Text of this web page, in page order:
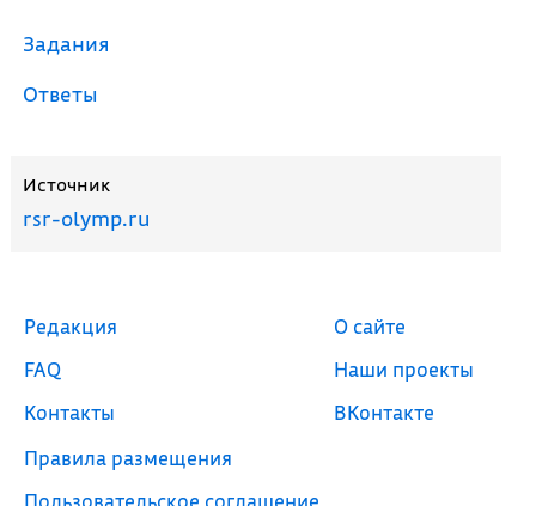
Задания
Ответы
Источник
rsr-olymp.ru
Редакция
FAQ
Контакты
Правила размещения
Пользовательское соглашение
О сайте
Наши проекты
ВКонтакте